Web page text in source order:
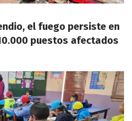
el fuego persiste en
puestos afectados